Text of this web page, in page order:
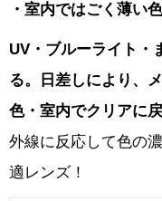
・室内ではごく薄い
UV・ブルーライト・
る。
日差しにより、
色・室内でクリアに
外線に反応して色の
適レンズ！